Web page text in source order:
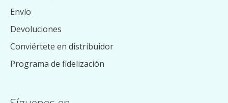
Envío
Devoluciones
Conviértete en distribuidor
Programa de fidelización